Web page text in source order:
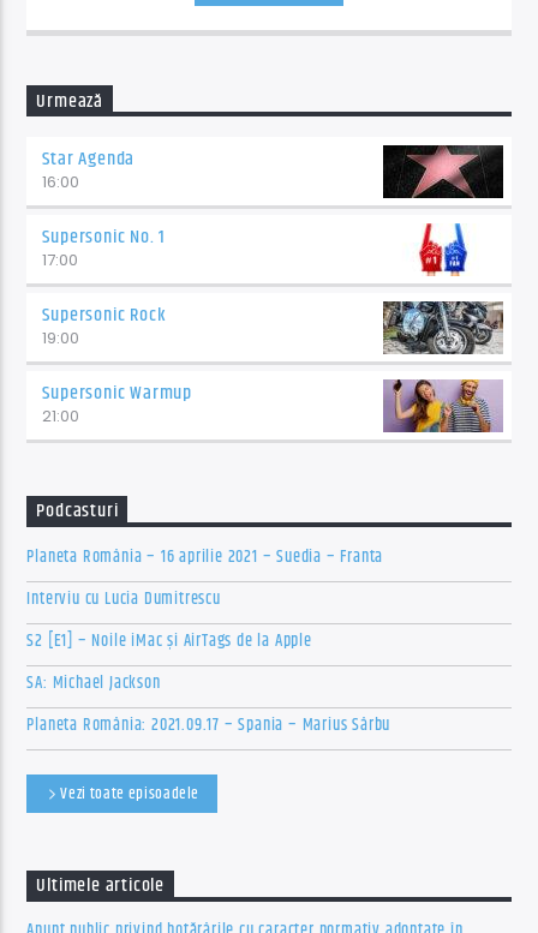
Urmează
Star Agenda
16:00
Supersonic No. 1
17:00
Supersonic Rock
19:00
Supersonic Warmup
21:00
Podcasturi
Planeta România – 16 aprilie 2021 – Suedia – Franta
Interviu cu Lucia Dumitrescu
S2 [E1] – Noile iMac și AirTags de la Apple
SA: Michael Jackson
Planeta România: 2021.09.17 – Spania – Marius Sârbu
Vezi toate episoadele
Ultimele articole